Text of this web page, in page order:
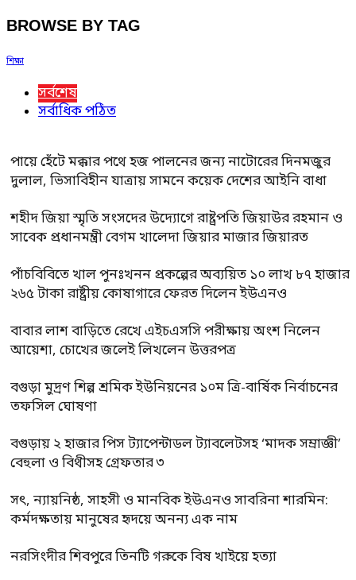
BROWSE BY TAG
শিক্ষা
সর্বশেষ
সর্বাধিক পঠিত
পায়ে হেঁটে মক্কার পথে হজ পালনের জন্য নাটোরের দিনমজুর
দুলাল, ভিসাবিহীন যাত্রায় সামনে কয়েক দেশের আইনি বাধা
শহীদ জিয়া স্মৃতি সংসদের উদ্যোগে রাষ্ট্রপতি জিয়াউর রহমান ও
সাবেক প্রধানমন্ত্রী বেগম খালেদা জিয়ার মাজার জিয়ারত
পাঁচবিবিতে খাল পুনঃখনন প্রকল্পের অব্যয়িত ১০ লাখ ৮৭ হাজার
২৬৫ টাকা রাষ্ট্রীয় কোষাগারে ফেরত দিলেন ইউএনও
বাবার লাশ বাড়িতে রেখে এইচএসসি পরীক্ষায় অংশ নিলেন
আয়েশা, চোখের জলেই লিখলেন উত্তরপত্র
বগুড়া মুদ্রণ শিল্প শ্রমিক ইউনিয়নের ১০ম ত্রি-বার্ষিক নির্বাচনের
তফসিল ঘোষণা
বগুড়ায় ২ হাজার পিস ট্যাপেন্টাডল ট্যাবলেটসহ ‘মাদক সম্রাজ্ঞী’
বেহুলা ও বিথীসহ গ্রেফতার ৩
সৎ, ন্যায়নিষ্ঠ, সাহসী ও মানবিক ইউএনও সাবরিনা শারমিন:
কর্মদক্ষতায় মানুষের হৃদয়ে অনন্য এক নাম
নরসিংদীর শিবপুরে তিনটি গরুকে বিষ খাইয়ে হত্যা